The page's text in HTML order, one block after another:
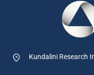
Kundalini Research